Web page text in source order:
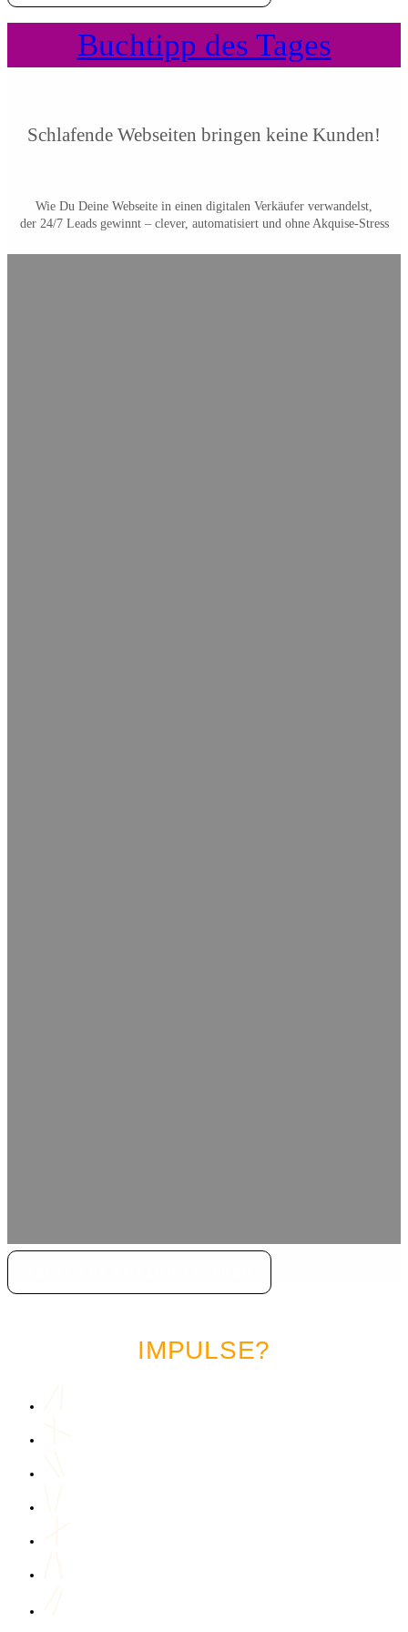
Buchtipp des Tages
Schlafende Webseiten bringen keine Kunden!
Wie Du Deine Webseite in einen digitalen Verkäufer verwandelst,
der 24/7 Leads gewinnt – clever, automatisiert und ohne Akquise-Stress
IMPULSE?